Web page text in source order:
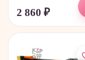
2 860 ₽